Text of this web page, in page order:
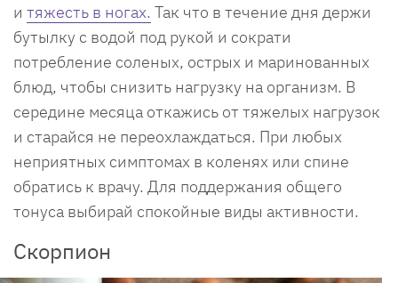
и тяжесть в ногах. Так что в течение дня держи
бутылку с водой под рукой и сократи
потребление соленых, острых и маринованных
блюд, чтобы снизить нагрузку на организм. В
середине месяца откажись от тяжелых нагрузок
и старайся не переохлаждаться. При любых
неприятных симптомах в коленях или спине
обратись к врачу. Для поддержания общего
тонуса выбирай спокойные виды активности.
Скорпион